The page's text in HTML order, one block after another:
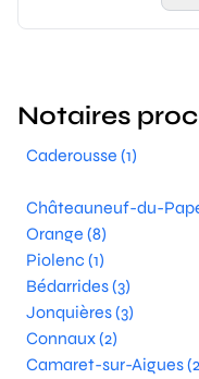
Notaires
Caderousse (1)
Châteauneuf-du-
Orange (8)
Piolenc (1)
Bédarrides (3)
Jonquières (3)
Connaux (2)
Camaret-sur-Aigues